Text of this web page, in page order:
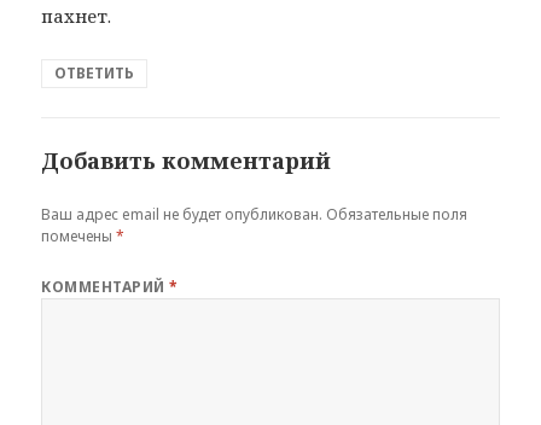
пахнет.
ОТВЕТИТЬ
Добавить комментарий
Ваш адрес email не будет опубликован. Обязательные поля
помечены*
КОММЕНТАРИЙ*